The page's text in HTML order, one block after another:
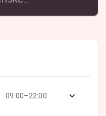
09:00–22:00